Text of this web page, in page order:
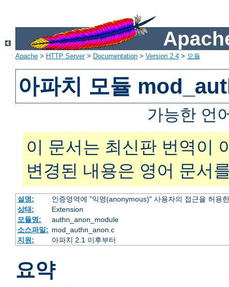
Apache > HTTP Server> Documentation > Version 2.4 > 모듈
아파치 모듈
가능한 언
이 문서는 최신판 번역이
변경된 내용은 영어 문서
설명:
인증영역에 "익명(anonymous)" 사용자의 접근을 허용
상태:
Extension
모듈명:
authn_anon_module
소스파일: mod_authn_anon.c
지원:
아파치 2.1 이후부터
요약